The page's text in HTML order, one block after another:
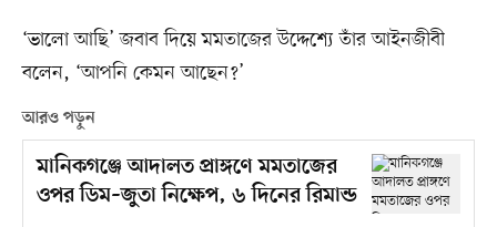
‘ভালো আছি’ জবাব দিয়ে মমতাজের উদ্দেশ্যে তাঁর আইনজীবী
বলেন, ‘আপনি কেমন আছেন?’
আরও পড়ুন
মানিকগঞ্জে আদালত প্রাঙ্গণে মমতাজের
ওপর ডিম–জুতা নিক্ষেপ, ৬ দিনের রিমান্ড